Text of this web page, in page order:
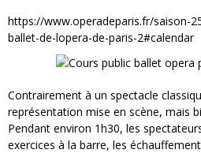
https://www.operadeparis.fr/saison-
ballet-de-lopera-de-paris-2#calendar
Contrairement à un spectacle
représentation mise en scène, mais
Pendant environ 1h30, les
exercices à la barre, les